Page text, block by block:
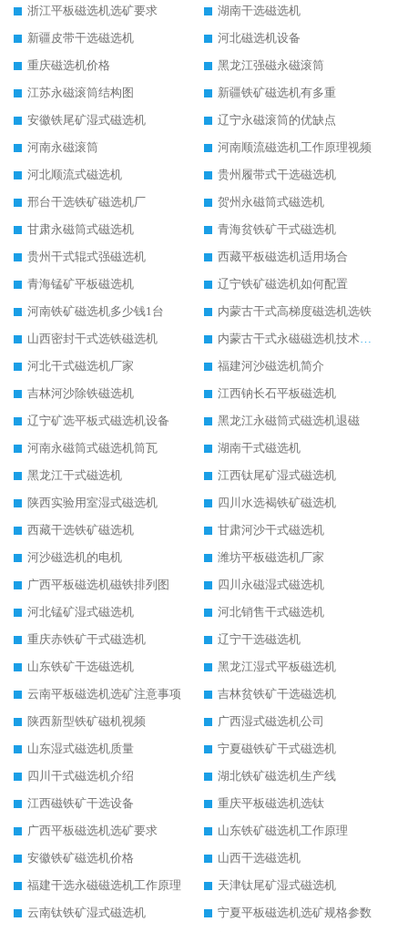
浙江平板磁选机选矿要求
湖南干选磁选机
新疆皮带干选磁选机
河北磁选机设备
重庆磁选机价格
黑龙江强磁永磁滚筒
江苏永磁滚筒结构图
新疆铁矿磁选机有多重
安徽铁尾矿湿式磁选机
辽宁永磁滚筒的优缺点
河南永磁滚筒
河南顺流磁选机工作原理视频
河北顺流式磁选机
贵州履带式干选磁选机
邢台干选铁矿磁选机厂
贺州永磁筒式磁选机
甘肃永磁筒式磁选机
青海贫铁矿干式磁选机
贵州干式辊式强磁选机
西藏平板磁选机适用场合
青海锰矿平板磁选机
辽宁铁矿磁选机如何配置
河南铁矿磁选机多少钱1台
内蒙古干式高梯度磁选机选铁
山西密封干式选铁磁选机
内蒙古干式永磁磁选机技术要求
河北干式磁选机厂家
福建河沙磁选机简介
吉林河沙除铁磁选机
江西钠长石平板磁选机
辽宁矿选平板式磁选机设备
黑龙江永磁筒式磁选机退磁
河南永磁筒式磁选机筒瓦
湖南干式磁选机
黑龙江干式磁选机
江西钛尾矿湿式磁选机
陕西实验用室湿式磁选机
四川水选褐铁矿磁选机
西藏干选铁矿磁选机
甘肃河沙干式磁选机
河沙磁选机的电机
潍坊平板磁选机厂家
广西平板磁选机磁铁排列图
四川永磁湿式磁选机
河北锰矿湿式磁选机
河北销售干式磁选机
重庆赤铁矿干式磁选机
辽宁干选磁选机
山东铁矿干选磁选机
黑龙江湿式平板磁选机
云南平板磁选机选矿注意事项
吉林贫铁矿干选磁选机
陕西新型铁矿磁机视频
广西湿式磁选机公司
山东湿式磁选机质量
宁夏磁铁矿干式磁选机
四川干式磁选机介绍
湖北铁矿磁选机生产线
江西磁铁矿干选设备
重庆平板磁选机选钛
广西平板磁选机选矿要求
山东铁矿磁选机工作原理
安徽铁矿磁选机价格
山西干选磁选机
福建干选永磁磁选机工作原理
天津钛尾矿湿式磁选机
云南钛铁矿湿式磁选机
宁夏平板磁选机选矿规格参数